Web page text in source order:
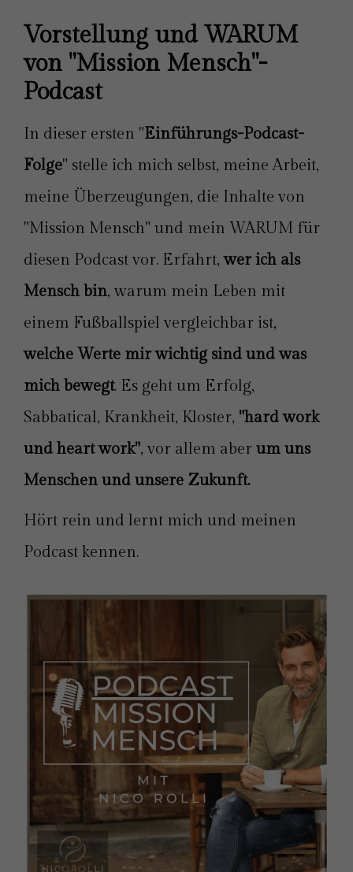
Vorstellung und WARUM
von "Mission Mensch"-
Podcast
In dieser ersten "Einführungs-Podcast-
Folge" stelle ich mich selbst, meine Arbeit,
meine Überzeugungen, die Inhalte von
"Mission Mensch" und mein WARUM für
diesen Podcast vor. Erfahrt,wer ich als
Mensch bin, warum mein Leben mit
einem Fußballspiel vergleichbar ist,
welche Werte mir wichtig sind und was
mich bewegt. Es geht um Erfolg,
Sabbatical, Krankheit, Kloster, "hard work
und heart work", vor allem aber um uns
Menschen und unsere Zukunft.
Hört rein und lernt mich und meinen
Podcast kennen.